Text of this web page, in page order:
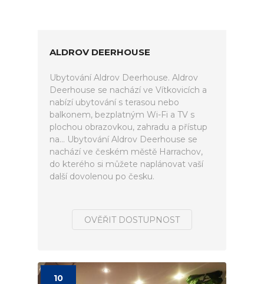
ALDROV DEERHOUSE
Ubytování Aldrov Deerhouse. Aldrov
Deerhouse se nachází ve Vítkovicích a
nabízí ubytování s terasou nebo
balkonem, bezplatným Wi-Fi a TV s
plochou obrazovkou, zahradu a přístup
na... Ubytování Aldrov Deerhouse se
nachází ve českém městě Harrachov,
do kterého si můžete naplánovat vaší
další dovolenou po česku.
OVĚŘIT DOSTUPNOST
10